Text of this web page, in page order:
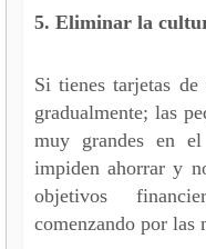
5. Eliminar la
Si tienes tarjetas
gradualmente; las
muy grandes en el
impiden ahorrar y
objetivos
comenzando por las